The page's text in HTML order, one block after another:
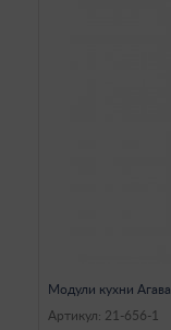
Модули кухни Агава
Артикул: 21-656-1